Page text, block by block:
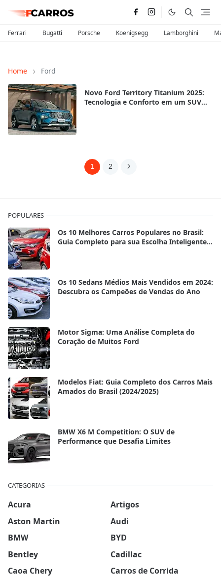
Ferrari Bugatti Porsche Koenigsegg Lamborghini
Home Ford
Novo Ford Territory Titanium 2025:
Tecnologia e Conforto em um SUV
1 2
POPULARES
Os 10 Melhores Carros Populares no Brasil:
Guia Completo para sua Escolha Inteligente
Os 10 Sedans Médios Mais Vendidos em 2024:
Descubra os Campeões de Vendas do Ano
Motor Sigma: Uma Análise Completa do
Coração de Muitos Ford
Modelos Fiat: Guia Completo dos Carros Mais
Amados do Brasil (2024/2025)
BMW X6 M Competition: O SUV de
Performance que Desafia Limites
CATEGORIAS
Acura
Artigos
Aston Martin
Audi
BMW
BYD
Bentley
Cadillac
Caoa Chery
Carros de Corrida